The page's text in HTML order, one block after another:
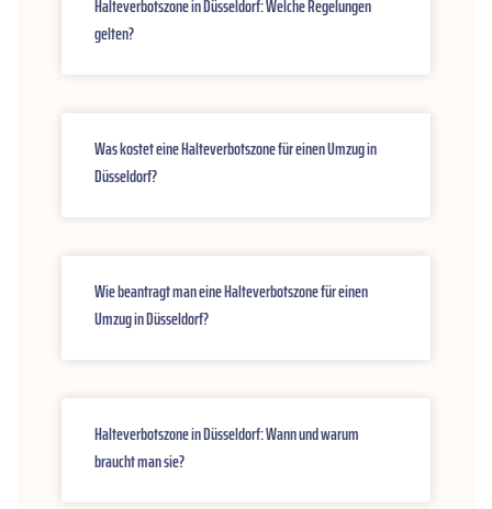
Halteverbotszone in Düsseldorf: Welche Regelungen
gelten?
Was kostet eine Halteverbotszone für einen Umzug in
Düsseldorf?
Wie beantragt man eine Halteverbotszone für einen
Umzug in Düsseldorf?
Halteverbotszone in Düsseldorf: Wann und warum
braucht man sie?